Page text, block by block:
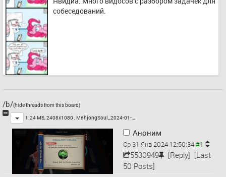
собеседований.
/b/(hide threads from this board)
Toggle
1.24 МБ, 2408x1080 , MahjongSoul_2024-01-…
Аноним
Ср 31 Янв 2024 12:50:34
5530949 [Reply] [Last
50 Posts]